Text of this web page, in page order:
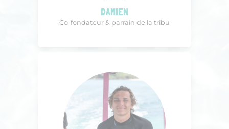
DAMIEN
Co-fondateur & parrain de la tribu